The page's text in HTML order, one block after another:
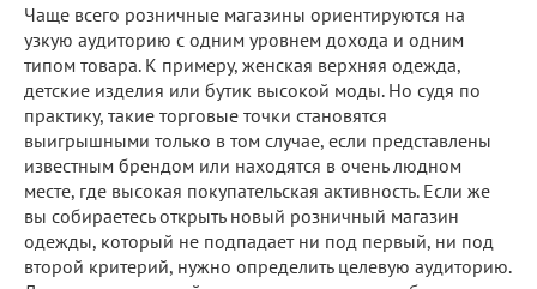
Чаще всего розничные магазины ориентируются на
узкую аудиторию с одним уровнем дохода и одним
типом товара. К примеру, женская верхняя одежда,
детские изделия или бутик высокой моды. Но судя по
практику, такие торговые точки становятся
выигрышными только в том случае, если представлены
известным брендом или находятся в очень людном
месте, где высокая покупательская активность. Если же
вы собираетесь открыть новый розничный магазин
одежды, который не подпадает ни под первый, ни под
второй критерий, нужно определить целевую аудиторию.